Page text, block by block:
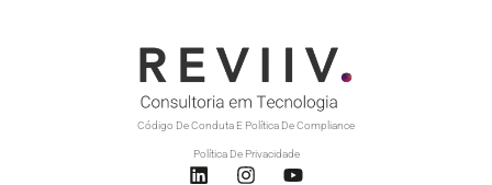
Código De Conduta E Política De Compliance
Política De Privacidade